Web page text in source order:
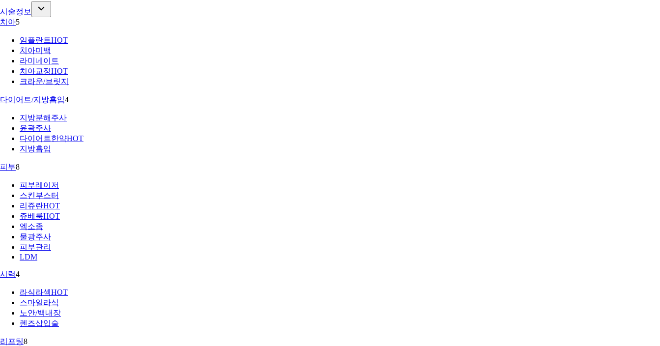
시술정보
치아5
임플란트HOT
치아미백
라미네이트
치아교정HOT
크라운/브릿지
다이어트/지방흡입4
지방분해주사
윤곽주사
다이어트한약HOT
지방흡입
피부8
피부레이저
스킨부스터
리쥬란HOT
쥬베룩HOT
엑소좀
물광주사
피부관리
LDM
시력4
라식라섹HOT
스마일라식
노안/백내장
렌즈삽입술
리프팅8